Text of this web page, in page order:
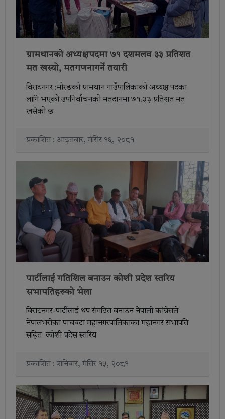
ग्रामथानको अध्यक्षपदमा ७१ दशमलव ३३ प्रतिशत
मत खस्यो, मतगणनागर्ने तयारी
विराटनगर :मोरङको ग्रामथान गाउँपालिकाको अध्यक्ष पदका
लागि भएको उपनिर्वाचनको मतदानमा ७१.३३ प्रतिशत मत
खसेको छ
प्रकाशित : आइतबार, मंसिर १६, २०८१
पार्टीलाई गतिशिल बनाउन कोशी प्रदेश स्तरिय
सभापतिहरुको भेला
विराटनगर-पार्टीलाई थप संगठित वनाउन नेपाली कांग्रेसले
नेपालभरीका पाचवटा महानगरपालिकाका महानगर सभापति
सहित कोशी प्रदेस स्तरिय
प्रकाशित : शनिबार, मंसिर १५, २०८१